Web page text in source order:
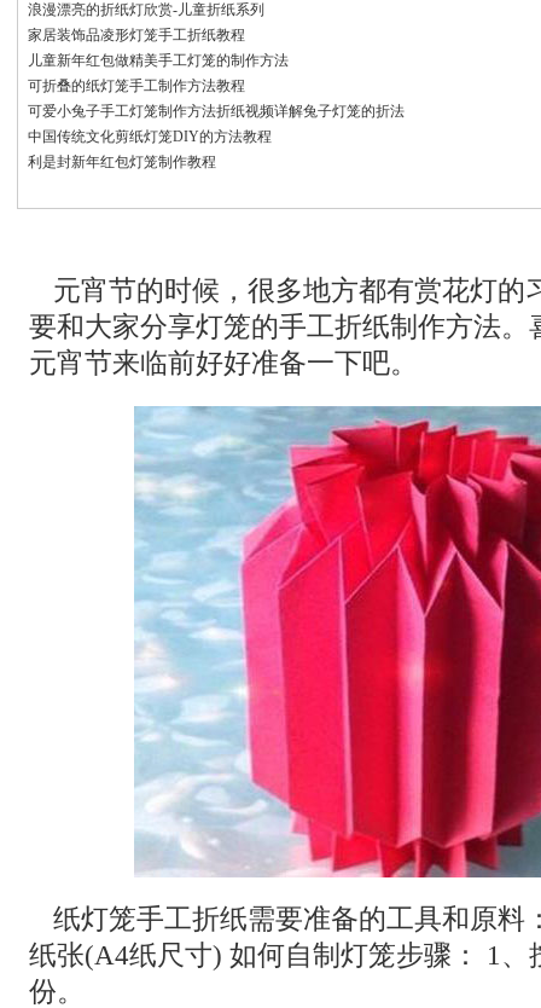
浪漫漂亮的折纸灯欣赏-儿童折纸系列
家居装饰品凌形灯笼手工折纸教程
儿童新年红包做精美手工灯笼的制作方法
可折叠的纸灯笼手工制作方法教程
可爱小兔子手工灯笼制作方法折纸视频详解兔子灯笼的折法
中国传统文化剪纸灯笼DIY的方法教程
利是封新年红包灯笼制作教程
元宵节的时候，很多地方都有赏花灯的
要和大家分享灯笼的手工折纸制作方法。
元宵节来临前好好准备一下吧。
纸灯笼手工折纸需要准备的工具和原料
纸张(A4纸尺寸) 如何自制灯笼步骤： 1、
份。